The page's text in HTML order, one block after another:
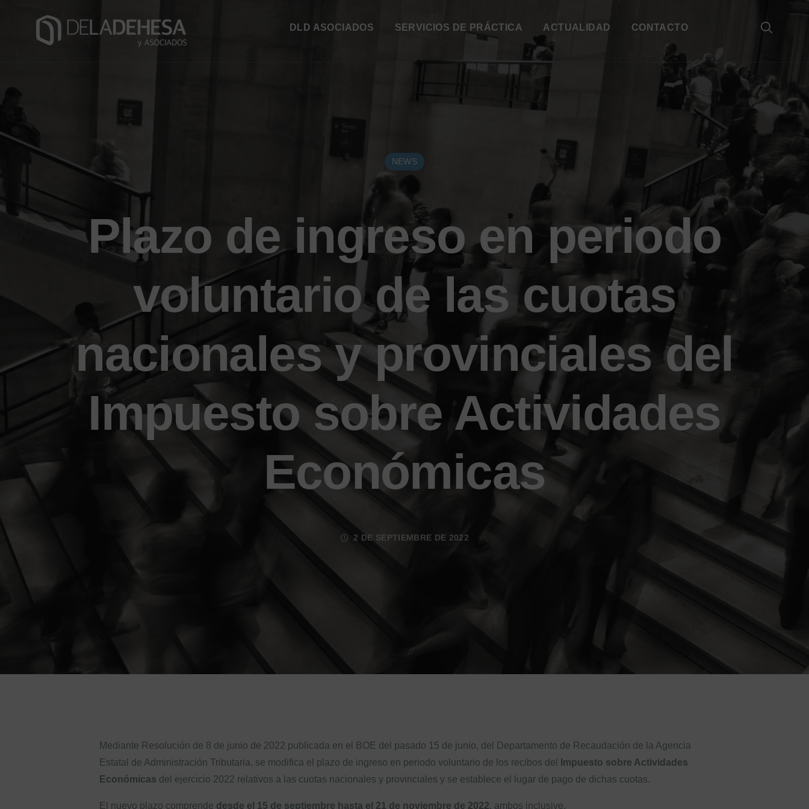
DLD ASOCIADOS SERVICIOS DE PRÁCTICA ACTUALIDAD CONTACTO
NEWS
Plazo de ingreso en periodo
voluntario de las cuotas
nacionales y provinciales del
Impuesto sobre Actividades
Económicas
2 DE SEPTIEMBRE DE 2022
Mediante Resolución de 8 de junio de 2022 publicada en el BOE del pasado 15 de junio, del Departamento de Recaudación de la Agencia
Estatal de Administración Tributaria, se modifica el plazo de ingreso en periodo voluntario de los recibos del
Impuesto sobre Actividades
Económicas del ejercicio 2022 relativos a las cuotas nacionales y provinciales y se establece el lugar de pago de dichas cuotas.
El nuevo plazo comprende desde el 15 de septiembre hasta el 21 de noviembre de 2022, ambos inclusive.